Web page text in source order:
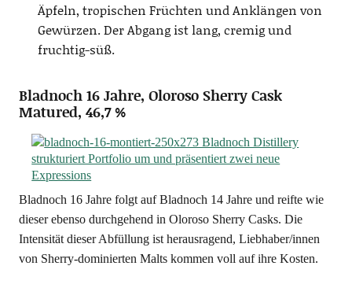
Äpfeln, tro­pi­schen Früch­ten und Anklän­gen von
Gewür­zen. Der Abgang ist lang, cre­mig und
fruchtig-süß.
Bladnoch 16 Jahre, Oloroso Sherry Cask
Matured, 46,7 %
Blad­noch 16 Jah­re folgt auf Blad­noch 14 Jah­re und reif­te wie
die­ser eben­so durch­ge­hend in Olo­ro­so Sher­ry Casks. Die
Inten­si­tät die­ser Abfül­lung ist her­aus­ra­gend, Liebhaber/innen
von Sher­ry-domi­nier­ten Malts kom­men voll auf ihre Kosten.